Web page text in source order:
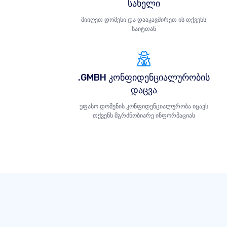
სახელი
მიიღეთ დომენი და დააკავშირეთ ის თქვენს
საიტთან
.GMBH კონფიდენციალურობის
დაცვა
უფასო დომენის კონფიდენციალურობა იცავს
თქვენს მგრძნობიარე ინფორმაციას